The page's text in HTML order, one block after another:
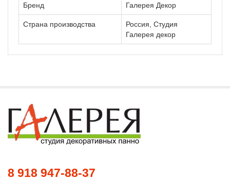
Бренд Галерея Декор
Страна производства
Россия, Студия
Галерея декор
8 918 947-88-37